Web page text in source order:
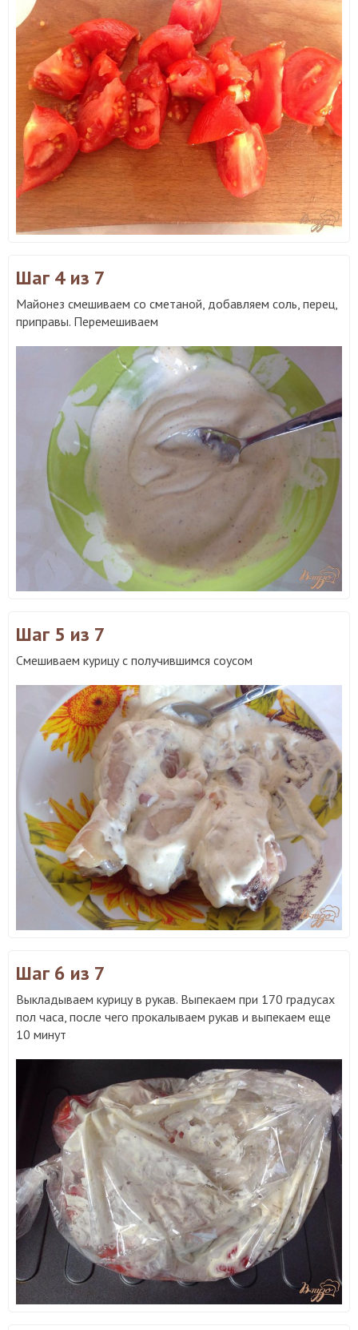
Шаг 4 из 7
Майонез смешиваем со сметаной, добавляем соль, перец,
приправы. Перемешиваем
Шаг 5 из 7
Смешиваем курицу с получившимся соусом
Шаг 6 из 7
Выкладываем курицу в рукав. Выпекаем при 170 градусах
пол часа, после чего прокалываем рукав и выпекаем еще
10 минут